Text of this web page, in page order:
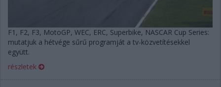
F1, F2, F3, MotoGP, WEC, ERC, Superbike, NASCAR Cup Series:
mutatjuk a hétvége sűrű programját a tv-közvetítésekkel
együtt.
részletek